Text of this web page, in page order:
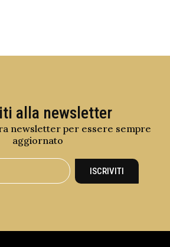
alla newsletter
newsletter per essere sempre
aggiornato
ISCRIVITI